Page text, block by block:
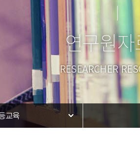
연구원
RESEARCHER
교육